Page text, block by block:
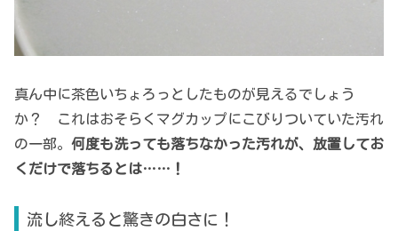
真ん中に茶色いちょろっとしたものが見えるでしょう
か？ これはおそらくマグカップにこびりついていた汚れ
の一部。 何度も洗っても落ちなかった汚れが、放置してお
くだけで落ちるとは……！
流し終えると驚きの白さに！